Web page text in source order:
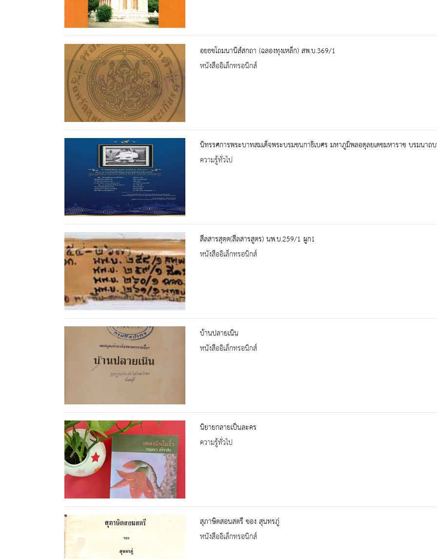
อยธชโถมนานิสํสกถา (ฉลองทุงเหล็ก) สพ.บ.369/1
หนังสืออิเล็กทรอนิกส์
นิทรรศการพระบาทสมเด็จพระบรมชนกาธิเบศร มหาภูมิพลอดุลยเดชมหาราช บรมนาถ
ความรู้ทั่วไป
สีลสารสุตฺต(สีลสารสูตร) นพ.บ.259/1 ผูก1
หนังสืออิเล็กทรอนิกส์
บ้านปลายเนิน
หนังสืออิเล็กทรอนิกส์
นิยายกลายเป็นละคร
ความรู้ทั่วไป
สุภาษิตสอนสตรี ของ สุนทรภู่
หนังสืออิเล็กทรอนิกส์